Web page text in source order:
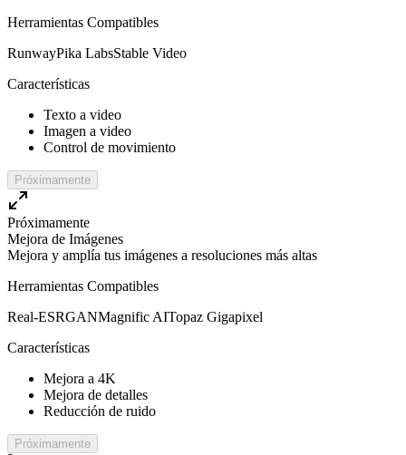
Herramientas Compatibles
RunwayPika LabsStable Video
Características
Texto a video
Imagen a video
Control de movimiento
Próximamente
Próximamente
Mejora de Imágenes
Mejora y amplía tus imágenes a resoluciones más altas
Herramientas Compatibles
Real-ESRGANMagnific AITopaz Gigapixel
Características
Mejora a 4K
Mejora de detalles
Reducción de ruido
Próximamente